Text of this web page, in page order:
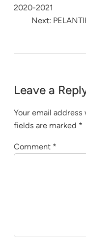
2020-2021
Next:
Leave a
Your email
fields are marked *
Comment *